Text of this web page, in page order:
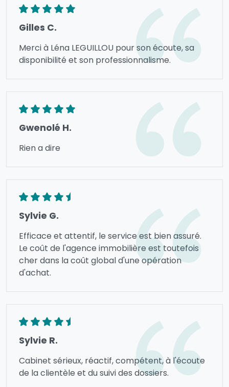
Gilles C.
Merci à Léna LEGUILLOU pour son écoute, sa
disponibilité et son professionnalisme.
Gwenolé H.
Rien a dire
Sylvie G.
Efficace et attentif, le service est bien assuré.
Le coût de l'agence immobilière est toutefois
cher dans la coût global d'une opération
d'achat.
Sylvie R.
Cabinet sérieux, réactif, compétent, à l'écoute
de la clientèle et du suivi des dossiers.